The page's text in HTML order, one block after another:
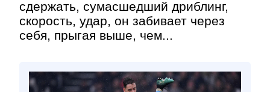
сдержать, сумасшедший дриблинг,
скорость, удар, он забивает через
себя, прыгая выше, чем...